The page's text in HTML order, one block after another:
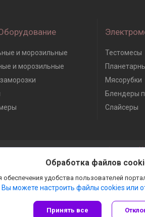
и морозильные
и морозильные
Тестомесы
Мясорубки
Блендеры
Слайсеры
Сайт создан на платформе
Политика обработки файлов
Обработка файлов
удобства пользователей
Вы можете настроить файлы cookies или
Принять все
Гастробизнес |
Пожаловаться на
Select Language ▼